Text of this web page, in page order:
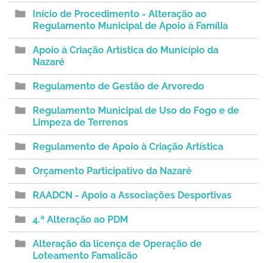
Início de Procedimento - Alteração ao
Regulamento Municipal de Apoio à Família
Apoio à Criação Artística do Município da
Nazaré
Regulamento de Gestão de Arvoredo
Regulamento Municipal de Uso do Fogo e de
Limpeza de Terrenos
Regulamento de Apoio à Criação Artística
Orçamento Participativo da Nazaré
RAADCN - Apoio a Associações Desportivas
4.ª Alteração ao PDM
Alteração da licença de Operação de
Loteamento Famalicão